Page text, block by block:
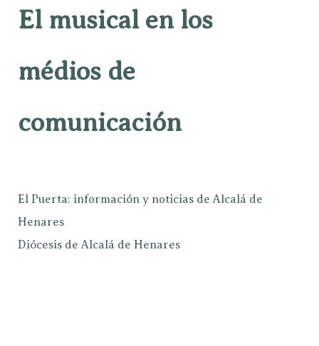
El musical en los
médios de
comunicación
El Puerta: información y noticias de Alcalá de
Henares
Diócesis de Alcalá de Henares